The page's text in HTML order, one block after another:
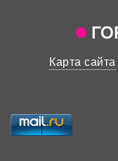
Карта сайта